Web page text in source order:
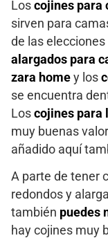
Los cojines para
sirven para
de las
alargados para
zara home y los
se encuentra
Los cojines para
muy buenas
añadido aquí
A parte de tener
redondos y
también puedes
hay cojines muy